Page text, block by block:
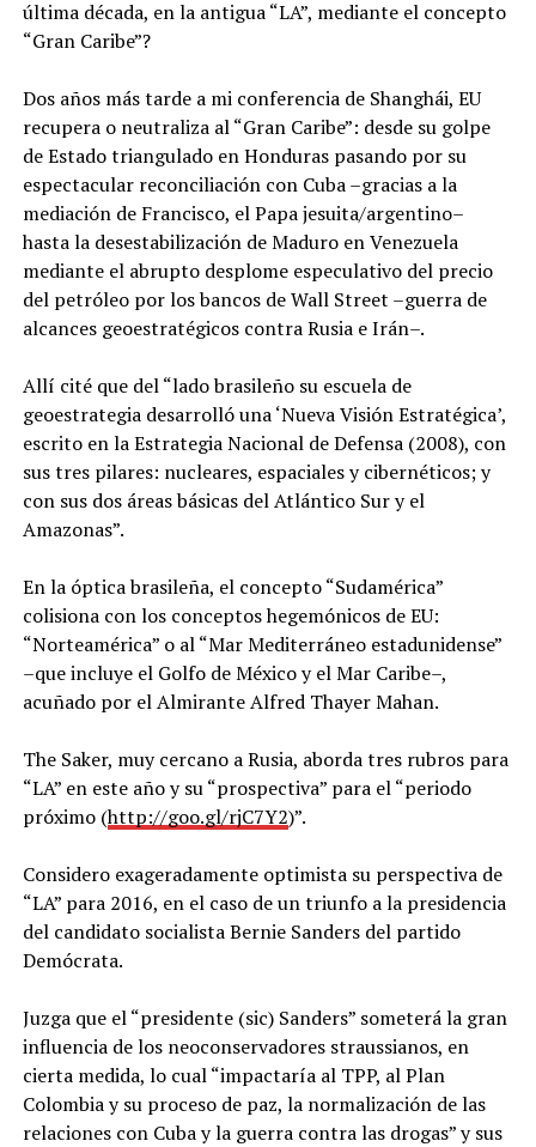
última década, en la antigua “LA”, mediante el concepto
“Gran Caribe”?
Dos años más tarde a mi conferencia de Shanghái, EU
recupera o neutraliza al “Gran Caribe”: desde su golpe
de Estado triangulado en Honduras pasando por su
espectacular reconciliación con Cuba –gracias a la
mediación de Francisco, el Papa jesuita/argentino–
hasta la desestabilización de Maduro en Venezuela
mediante el abrupto desplome especulativo del precio
del petróleo por los bancos de Wall Street –guerra de
alcances geoestratégicos contra Rusia e Irán–.
Allí cité que del “lado brasileño su escuela de
geoestrategia desarrolló una ‘Nueva Visión Estratégica’,
escrito en la Estrategia Nacional de Defensa (2008), con
sus tres pilares: nucleares, espaciales y cibernéticos; y
con sus dos áreas básicas del Atlántico Sur y el
Amazonas”.
En la óptica brasileña, el concepto “Sudamérica”
colisiona con los conceptos hegemónicos de EU:
“Norteamérica” o al “Mar Mediterráneo estadunidense”
–que incluye el Golfo de México y el Mar Caribe–,
acuñado por el Almirante Alfred Thayer Mahan.
The Saker, muy cercano a Rusia, aborda tres rubros para
“LA” en este año y su “prospectiva” para el “periodo
próximo (http://goo.gl/rjC7Y2)”.
Considero exageradamente optimista su perspectiva de
“LA” para 2016, en el caso de un triunfo a la presidencia
del candidato socialista Bernie Sanders del partido
Demócrata.
Juzga que el “presidente (sic) Sanders” someterá la gran
influencia de los neoconservadores straussianos, en
cierta medida, lo cual “impactaría al TPP, al Plan
Colombia y su proceso de paz, la normalización de las
relaciones con Cuba y la guerra contra las drogas” y sus